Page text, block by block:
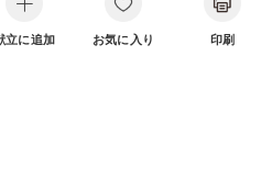
立に追加 お気に入り 印刷